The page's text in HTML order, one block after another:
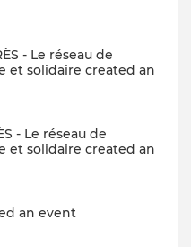
- Le réseau de
et solidaire created an
- Le réseau de
et solidaire created an
an event